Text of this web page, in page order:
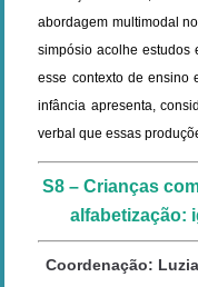
abordagem multimodal
simpósio acolhe estudos
esse contexto de ensino
infância apresenta,
verbal que essas
S8 – Crianças
alfabetização:
Coordenação: